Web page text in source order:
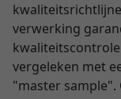
verwerking
vergeleken met
"master sample".